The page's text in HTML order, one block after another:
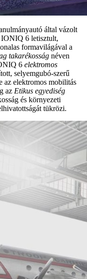
által vázolt
IONIQ 6 letisztult,
formavilágával a
takarékosság néven
6 elektromos
selyemgubó-szerű
az elektromos mobilitás
az Etikus egyediség
és környezeti
tükrözi.